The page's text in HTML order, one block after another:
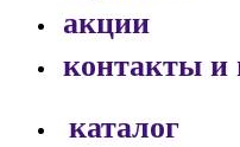
акции
контакты и
каталог